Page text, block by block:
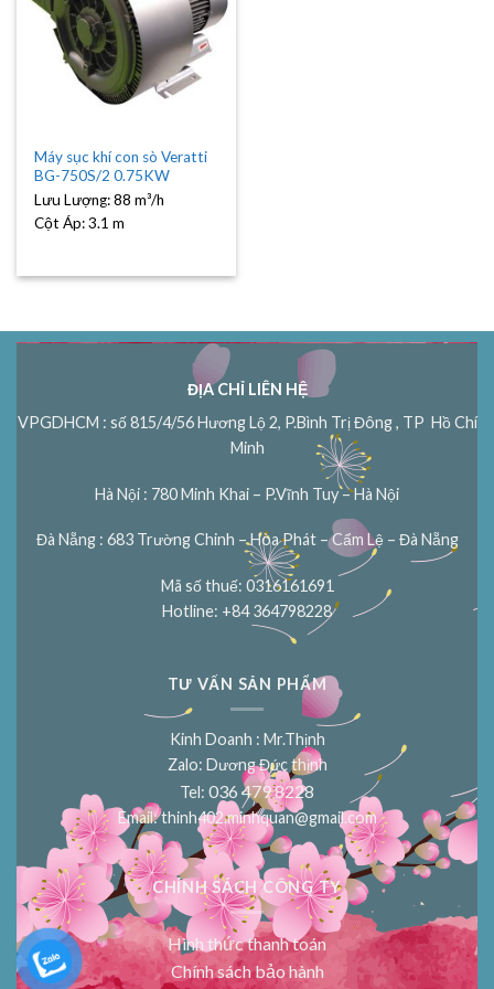
Máy sục khí con sò Veratti
BG-750S/2 0.75KW
Lưu Lượng:88 m³/h
Cột Áp:3.1 m
ĐỊA CHỈ LIÊN HỆ
VPGDHCM : số 815/4/56 Hương Lộ 2, P.Bình Trị Đông , TP Hồ Chí
Minh
Hà Nội : 780 Minh Khai – P.Vĩnh Tuy – Hà Nội
Đà Nẵng : 683 Trường Chinh – Hòa Phát – Cẩm Lệ – Đà Nẵng
Mã số thuế: 0316161691
Hotline: +84 364798228
TƯ VẤN SẢN PHẨM
Kinh Doanh : Mr.Thịnh
Zalo: Dương Đức thịnh
Tel: 036 479 8228
Email:thinh402.minhquan@gmail.com
CHÍNH SÁCH CÔNG TY
Hình thức thanh toán
Chính sách bảo hành